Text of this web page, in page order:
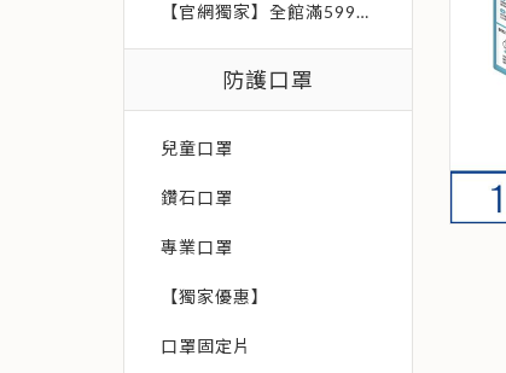
【官網獨家】全館滿599免運費
防護口罩
兒童口罩
鑽石口罩
專業口罩
【獨家優惠】
口罩固定片